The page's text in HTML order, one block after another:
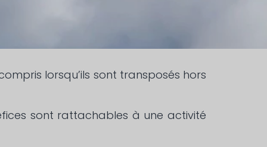
lorsqu’ils sont transposés hors
sont rattachables à une activité